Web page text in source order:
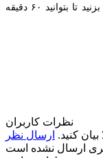
فناوری شارژ سریع سونی آن را ۳ دقیقه به شارژ بزنید تا بتوانید ۶۰ دقیقه
نظرات کاربران
کنید. ارسال نظر